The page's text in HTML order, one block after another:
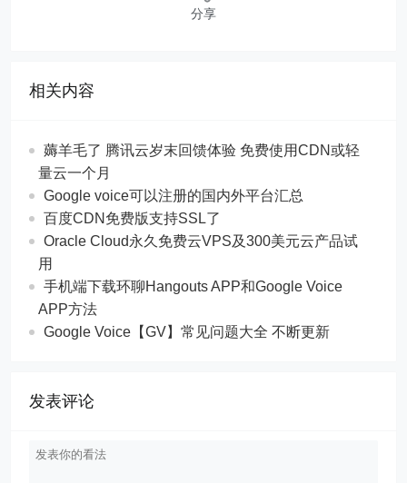
分享
相关内容
薅羊毛了 腾讯云岁末回馈体验 免费使用CDN或轻
量云一个月
Google voice可以注册的国内外平台汇总
百度CDN免费版支持SSL了
Oracle Cloud永久免费云VPS及300美元云产品试
用
手机端下载环聊Hangouts APP和Google Voice
APP方法
Google Voice【GV】常见问题大全 不断更新
发表评论